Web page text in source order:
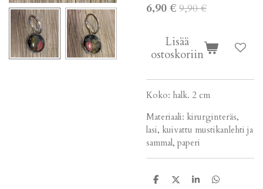
6,90 € 9,90 €
Lisää
ostoskoriin
Koko: halk. 2 cm
Materiaali: kirurginteräs,
lasi, kuivattu mustikanlehti ja
sammal, paperi
J
J
J
J